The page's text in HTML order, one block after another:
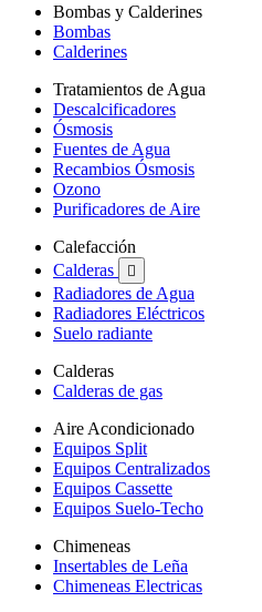
Bombas y Calderines
Bombas
Calderines
Tratamientos de Agua
Descalcificadores
Ósmosis
Fuentes de Agua
Recambios Ósmosis
Ozono
Purificadores de Aire
Calefacción
Calderas

Radiadores de Agua
Radiadores Eléctricos
Suelo radiante
Calderas
Calderas de gas
Aire Acondicionado
Equipos Split
Equipos Centralizados
Equipos Cassette
Equipos Suelo-Techo
Chimeneas
Insertables de Leña
Chimeneas Electricas